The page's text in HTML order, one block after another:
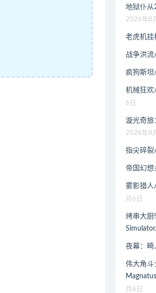
地狱仆从
2026年8
老虎机挂
战争洪
疯狗斯坦
机械狂
6日
漩光奇旅
2026年8
指尖碎裂
帝国幻
雾影猎
月6日
烤串大厨
夜幕：
伟大角斗
月6日